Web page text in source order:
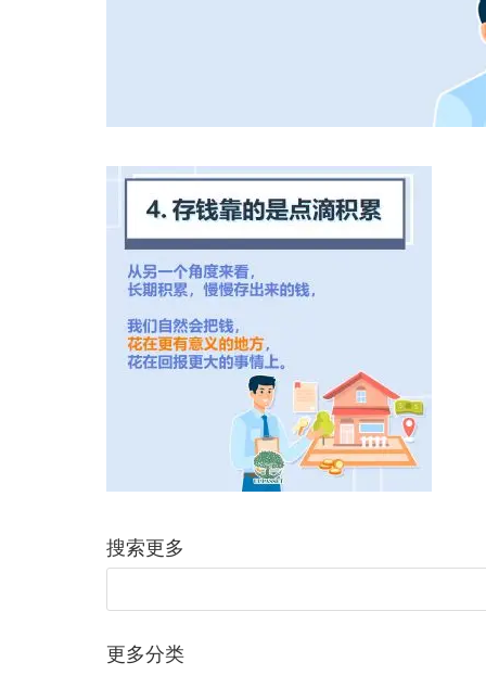
搜索更多
更多分类